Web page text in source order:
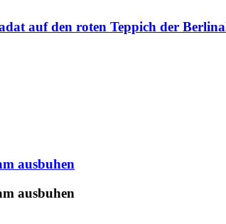
auf den roten Teppich der
ausbuhen
ausbuhen